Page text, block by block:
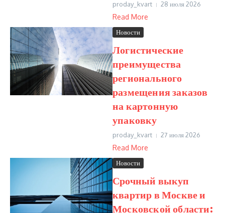
proday_kvart 28 июля 2026
Read More
Новости
Логистические
преимущества
регионального
размещения заказов
на картонную
упаковку
proday_kvart 27 июля 2026
Read More
Новости
Срочный выкуп
квартир в Москве и
Московской области: